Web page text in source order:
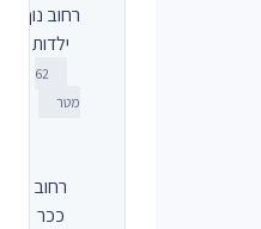
רחוב נוף
ילדות
62
מטר
רחוב
ככר